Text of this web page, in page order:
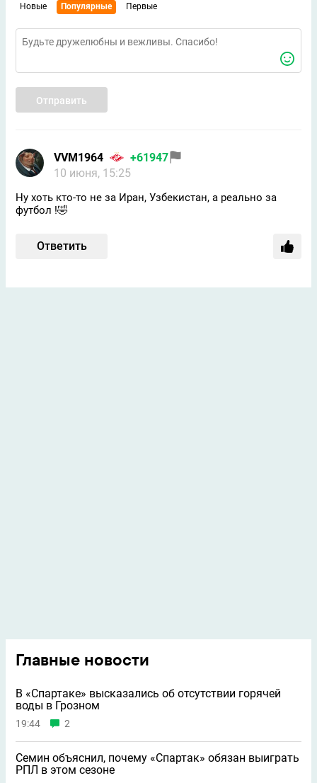
Новые Популярные Первые
Отправить
VVM1964
+61947
10 июня, 15:25
Ну хоть кто-то не за Иран, Узбекистан, а реально за
футбол !🤣
Ответить
Главные новости
В «Спартаке» высказались об отсутствии горячей
воды в Грозном
19:44 2
Семин объяснил, почему «Спартак» обязан выиграть
РПЛ в этом сезоне